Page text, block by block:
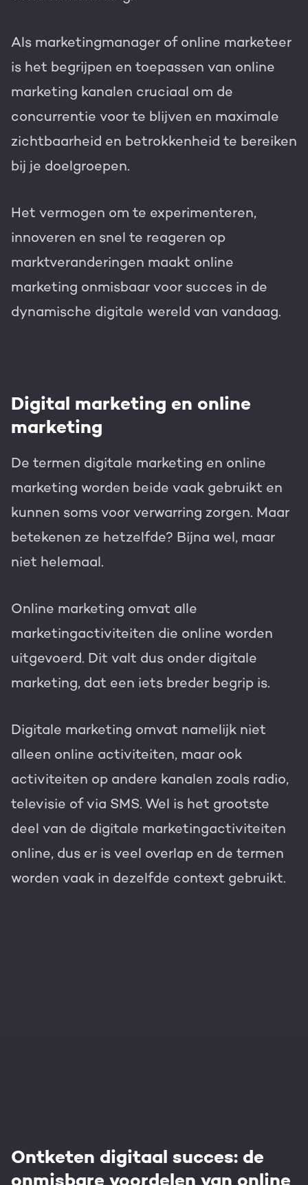
Als marketingmanager of online marketeer
is het begrijpen en toepassen van online
marketing kanalen cruciaal om de
concurrentie voor te blijven en maximale
zichtbaarheid en betrokkenheid te bereiken
bij je doelgroepen.
Het vermogen om te experimenteren,
innoveren en snel te reageren op
marktveranderingen maakt online
marketing onmisbaar voor succes in de
dynamische digitale wereld van vandaag.
Digital marketing en online
marketing
De termen digitale marketing en online
marketing worden beide vaak gebruikt en
kunnen soms voor verwarring zorgen. Maar
betekenen ze hetzelfde? Bijna wel, maar
niet helemaal.
Online marketing omvat alle
marketingactiviteiten die online worden
uitgevoerd. Dit valt dus onder digitale
marketing, dat een iets breder begrip is.
Digitale marketing omvat namelijk niet
alleen online activiteiten, maar ook
activiteiten op andere kanalen zoals radio,
televisie of via SMS. Wel is het grootste
deel van de digitale marketingactiviteiten
online, dus er is veel overlap en de termen
worden vaak in dezelfde context gebruikt.
Ontketen digitaal succes: de